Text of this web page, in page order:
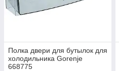
Полка двери для бутылок для
холодильника Gorenje
668775